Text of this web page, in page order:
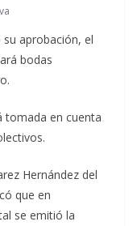
su aprobación, el
bodas
tomada en cuenta
Hernández del
que en
se emitió la